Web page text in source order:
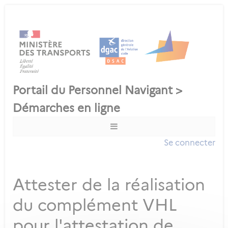
Se connecter
Attester de la réalisation
du complément VHL